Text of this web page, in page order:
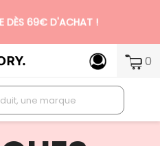
DÈS 69€ D'ACHAT !
SANS ENGAGEMENT 0